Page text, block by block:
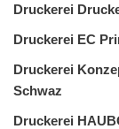
Druckerei
Druckerei EC
Druckerei
Schwaz
Druckerei